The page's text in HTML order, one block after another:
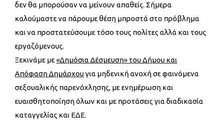
δεν θα μπορούσαν να μείνουν απαθείς. Σήμερα
καλούμαστε να πάρουμε θέση μπροστά στο πρόβλημα
και να προστατεύσουμε τόσο τους πολίτες αλλά και τους
εργαζόμενους.
Ξεκινάμε με«Δημόσια Δέσμευση» του Δήμου και
Απόφαση Δημάρχουγια μηδενική ανοχή σε φαινόμενα
σεξουαλικής παρενόχλησης, με ενημέρωση και
ευαισθητοποίηση όλων και με προτάσεις για διαδικασία
καταγγελίας και ΕΔΕ.